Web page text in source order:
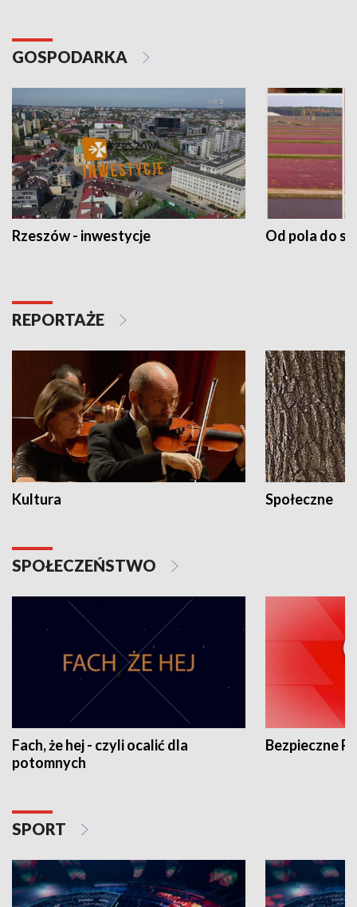
GOSPODARKA
Rzeszów - inwestycje Od pola do
REPORTAŻE
Kultura Społeczne
SPOŁECZEŃSTWO
Fach, że hej - czyli ocalić dla
potomnych
Bezpieczne
SPORT